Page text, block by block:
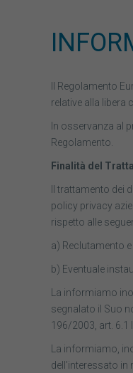
Il Regolamento
relative alla libera
In osservanza al
Regolamento.
Finalità del
Il trattamento
policy privacy
rispetto alle
a) Reclutamento
b) Eventuale
La informiamo
segnalato il Suo
196/2003, art. 6.1
La informiamo,
dell’interessato